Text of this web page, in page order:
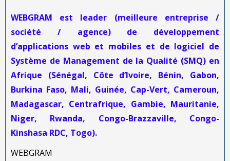
WEBGRAM est leader (meilleure entreprise /
société / agence) de développement
d’applications web et mobiles et de logiciel de
Système de Management de la Qualité (SMQ) en
Afrique (Sénégal, Côte d’Ivoire, Bénin, Gabon,
Burkina Faso, Mali, Guinée, Cap-Vert, Cameroun,
Madagascar, Centrafrique, Gambie, Mauritanie,
Niger, Rwanda, Congo-Brazzaville, Congo-
Kinshasa RDC, Togo).
WEBGRAM